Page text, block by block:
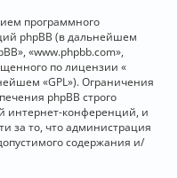
программного
phpBB (в дальнейшем
«www.phpbb.com»,
по лицензии «
«GPL»). Ограничения
phpBB строго
интернет-конференций, и
за то, что администрация
содержания и/